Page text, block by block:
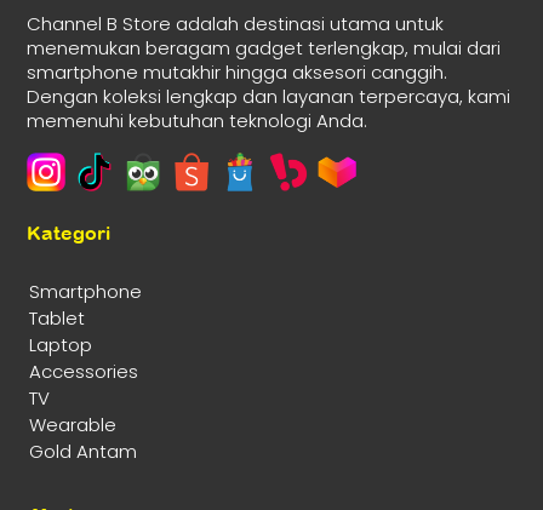
Channel B Store adalah destinasi utama untuk
menemukan beragam gadget terlengkap, mulai dari
smartphone mutakhir hingga aksesori canggih.
Dengan koleksi lengkap dan layanan terpercaya, kami
memenuhi kebutuhan teknologi Anda.
Kategori
Smartphone
Tablet
Laptop
Accessories
TV
Wearable
Gold Antam